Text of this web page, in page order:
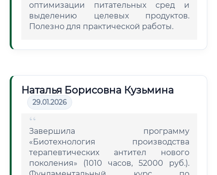
оптимизации питательных сред и
выделению целевых продуктов.
Полезно для практической работы.
Наталья Борисовна Кузьмина
29.01.2026
Завершила программу
«Биотехнология производства
терапевтических антител нового
поколения» (1010 часов, 52000 руб.).